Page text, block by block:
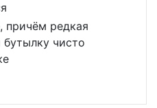
причём редкая
чисто